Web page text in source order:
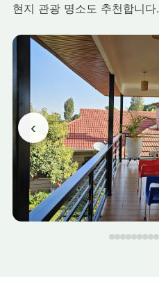
현지 관광 명소도 추천합니다.
‹